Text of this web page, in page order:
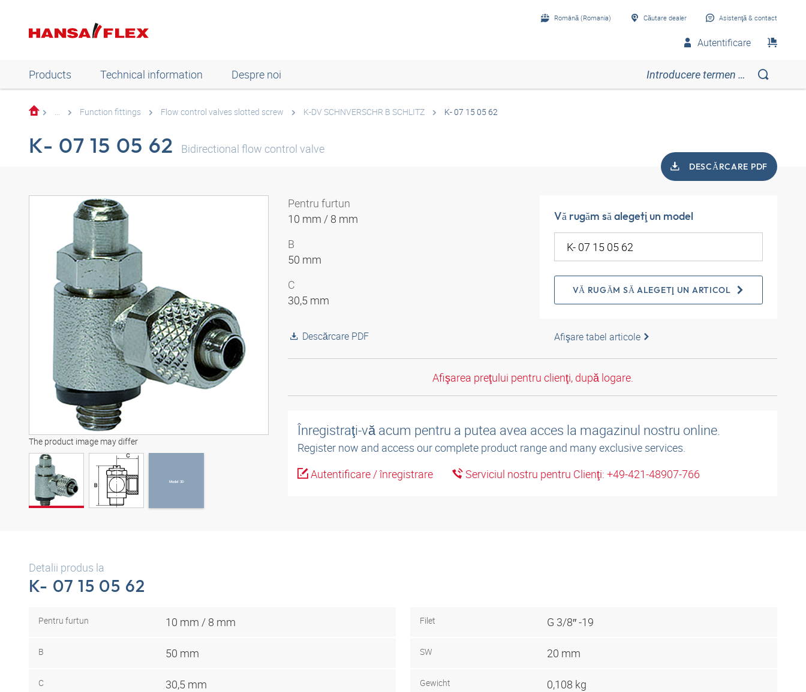
Română (Romania) Căutare dealer Asistenţă & contact
Autentificare
Products Technical information Despre noi
... Function fittings Flow control valves slotted screw K-DV SCHNVERSCHR B SCHLITZ K- 07 15 05 62
K- 07 15 05 62 Bidirectional flow control valve
DESCĂRCARE PDF
The product image may differ
Model 3D
Model 3D
Pentru furtun
10 mm / 8 mm
B
50 mm
C
30,5 mm
Descărcare PDF
Vă rugăm să alegeţi un model
VĂ RUGĂM SĂ ALEGEŢI UN ARTICOL
Afişare tabel articole
Afişarea preţului pentru clienţi, după logare.
Înregistraţi-vă acum pentru a putea avea acces la magazinul nostru online.
Register now and access our complete product range and many exclusive services.
Autentificare / înregistrare
Serviciul nostru pentru Clienţi: +49-421-48907-766
Detalii produs la
K- 07 15 05 62
Pentru furtun 10 mm / 8 mm
B 50 mm
C 30,5 mm
Filet G 3/8″ -19
SW 20 mm
Gewicht 0,108 kg